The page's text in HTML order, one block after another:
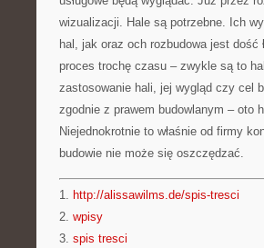
wizualizacji. Hale są potrzebne. Ich
hal, jak oraz och rozbudowa jest
proces trochę czasu – zwykle są to
zastosowanie hali, jej wygląd czy cel
zgodnie z prawem budowlanym – oto
Niejednokrotnie to właśnie od firmy
budowie nie może się oszczędzać.
1. http://alissawilms.de/spis-tresci
2. wpisy
3. spis tresci